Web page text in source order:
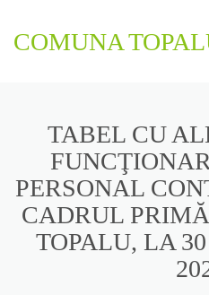
COMUNA
TABEL CU
PERSONAL
CADRUL
TOPALU, LA